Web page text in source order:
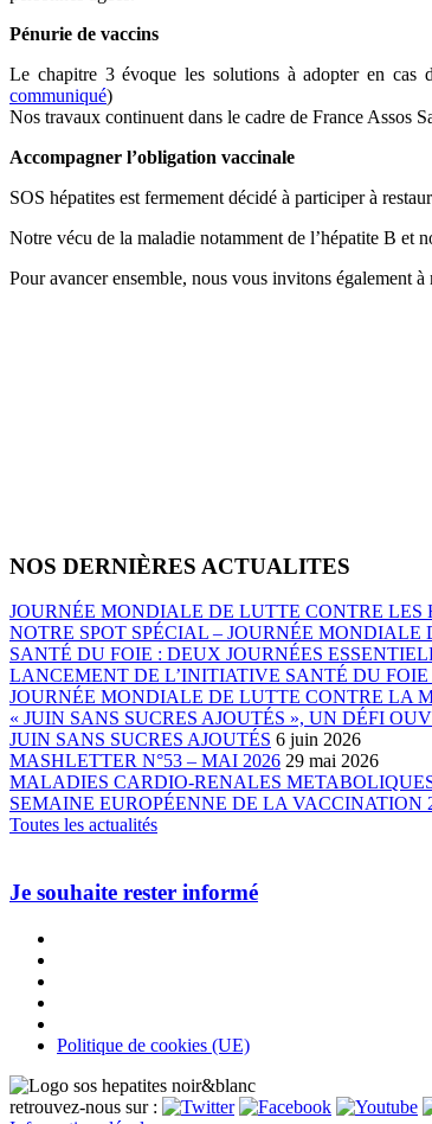
Pénurie de vaccins
Le chapitre 3 évoque les solutions à adopter en cas
communiqué)
Nos travaux continuent dans le cadre de France Assos
Accompagner l’obligation vaccinale
SOS hépatites est fermement décidé à participer à
Notre vécu de la maladie notamment de l’hépatite B et
Pour avancer ensemble, nous vous invitons également
NOS DERNIÈRES ACTUALITES
JOURNÉE MONDIALE DE LUTTE CONTRE LES
NOTRE SPOT SPÉCIAL – JOURNÉE
SANTÉ DU FOIE : DEUX JOURNÉES
LANCEMENT DE L’INITIATIVE SANTÉ DU
JOURNÉE MONDIALE DE LUTTE CONTRE LA
« JUIN SANS SUCRES AJOUTÉS », UN DÉFI
JUIN SANS SUCRES AJOUTÉS 6 juin 2026
MASHLETTER N°53 – MAI 2026 29 mai 2026
MALADIES CARDIO-RENALES
SEMAINE EUROPÉENNE DE LA VACCINATION
Toutes les actualités
Je souhaite rester informé
Politique de cookies (UE)
retrouvez-nous sur :